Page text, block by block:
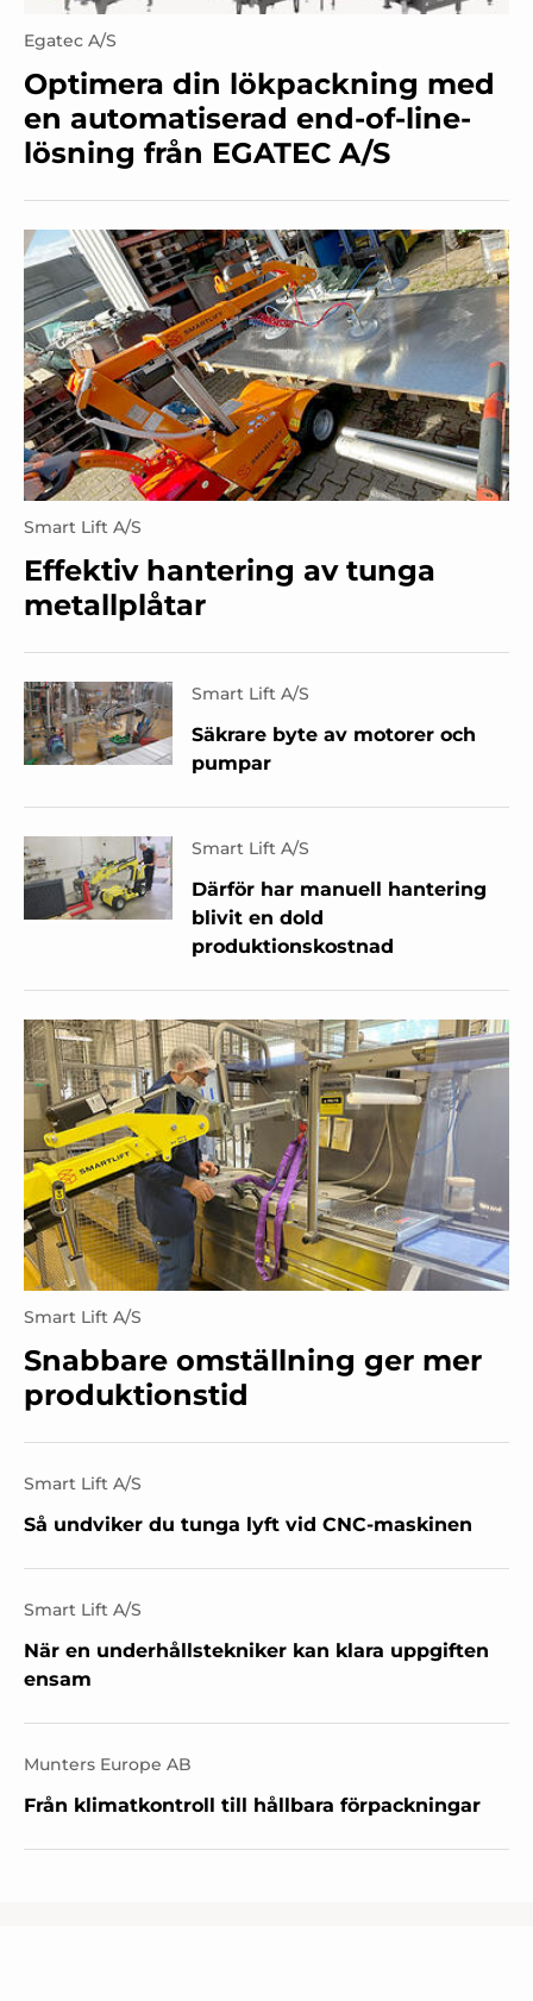
Egatec A/S
Optimera din lökpackning med
en automatiserad end-of-line-
lösning från EGATEC A/S
Smart Lift A/S
Effektiv hantering av tunga
metallplåtar
Smart Lift A/S
Säkrare byte av motorer och
pumpar
Smart Lift A/S
Därför har manuell hantering
blivit en dold
produktionskostnad
Smart Lift A/S
Snabbare omställning ger mer
produktionstid
Smart Lift A/S
Så undviker du tunga lyft vid CNC-maskinen
Smart Lift A/S
När en underhållstekniker kan klara uppgiften
ensam
Munters Europe AB
Från klimatkontroll till hållbara förpackningar